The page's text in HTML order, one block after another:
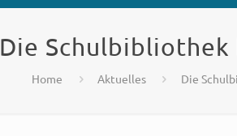
Die Schulbibliothek
Home Aktuelles Die